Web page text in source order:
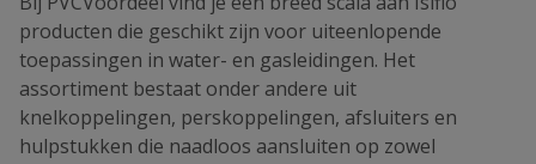
producten die geschikt zijn voor uiteenlopende
toepassingen in water- en gasleidingen. Het
assortiment bestaat onder andere uit
knelkoppelingen, perskoppelingen, afsluiters en
hulpstukken die naadloos aansluiten op zowel